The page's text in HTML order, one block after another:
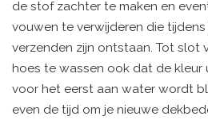
de stof zachter te maken en
vouwen te verwijderen die
verzenden zijn ontstaan. Tot slot
hoes te wassen ook dat de kleur
voor het eerst aan water wordt
even de tijd om je nieuwe